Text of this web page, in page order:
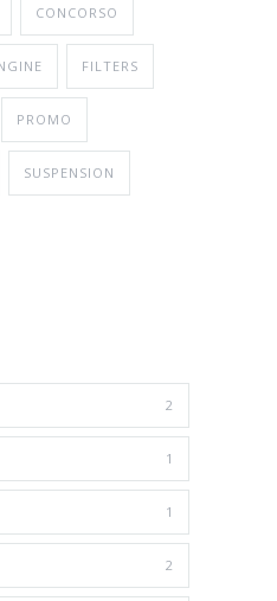
CONCORSO
FILTERS
PROMO
SUSPENSION
2
1
1
2